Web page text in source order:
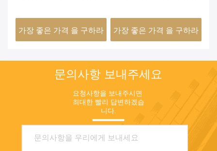
가장 좋은 가격 을 구하라
효범위, 무선 신호 방해기
가장 좋은 가격 을 구하라
문의사항 보내주세요
요청사항을 보내주시면
최대한 빨리 답변하겠습
니다.